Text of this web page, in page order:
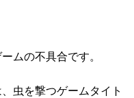
ムの不具合です。
虫を撃つゲームタイト